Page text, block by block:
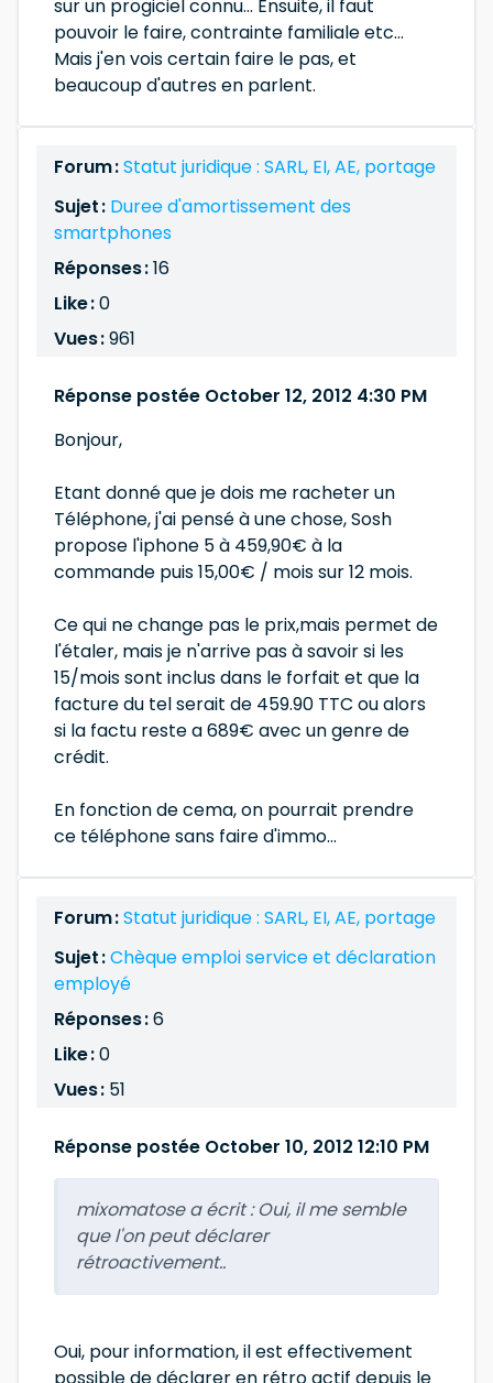
sur un progiciel connu... Ensuite, il faut
pouvoir le faire, contrainte familiale etc...
Mais j'en vois certain faire le pas, et
beaucoup d'autres en parlent.
Forum :Statut juridique : SARL, EI, AE, portage
Sujet : Duree d'amortissement des
smartphones
Réponses :16
Like :0
Vues :961
Réponse postée October 12, 2012 4:30 PM
Bonjour,
Etant donné que je dois me racheter un
Téléphone, j'ai pensé à une chose, Sosh
propose l'iphone 5 à 459,90€ à la
commande puis 15,00€ / mois sur 12 mois.
Ce qui ne change pas le prix,mais permet de
l'étaler, mais je n'arrive pas à savoir si les
15/mois sont inclus dans le forfait et que la
facture du tel serait de 459.90 TTC ou alors
si la factu reste a 689€ avec un genre de
crédit.
En fonction de cema, on pourrait prendre
ce téléphone sans faire d'immo...
Forum :Statut juridique : SARL, EI, AE, portage
Sujet :Chèque emploi service et déclaration
employé
Réponses :6
Like :0
Vues : 51
Réponse postée October 10, 2012 12:10 PM
mixomatose a écrit :Oui, il me semble
que l'on peut déclarer
rétroactivement..
Oui, pour information, il est effectivement